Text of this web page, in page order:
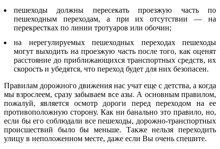
пешеходы должны пересекать проезжую часть по
пешеходным переходам, а при их отсутствии — на
перекрестках по линии тротуаров или обочин;
на нерегулируемых пешеходных переходах пешеходы
могут выходить на проезжую часть после того, как оценят
расстояние до приближающихся транспортных средств, их
скорость и убедятся, что переход будет для них безопасен.
Правилам дорожного движения нас учат еще с детства, а когда
мы взрослеем, сразу забываем все азы. А основным правилом,
пожалуй, является осмотр дороги перед переходом на ее
противоположную сторону. Как ни банально это правило, но,
если бы его соблюдали все пешеходы, дорожно-транспортных
происшествий было бы меньше. Также нельзя переходить
улицу в неположенном месте, даже если Вы очень спешите.